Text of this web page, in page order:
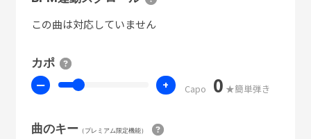
この曲は対応していません
カポ
ー + Capo 0 ★簡単弾き
曲のキー（プレミアム限定機能）